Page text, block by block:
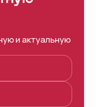
и актуальную